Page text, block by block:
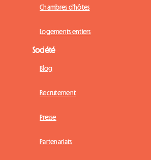
Chambres d'hôtes
Logements entiers
Société
Blog
Recrutement
Presse
Partenariats